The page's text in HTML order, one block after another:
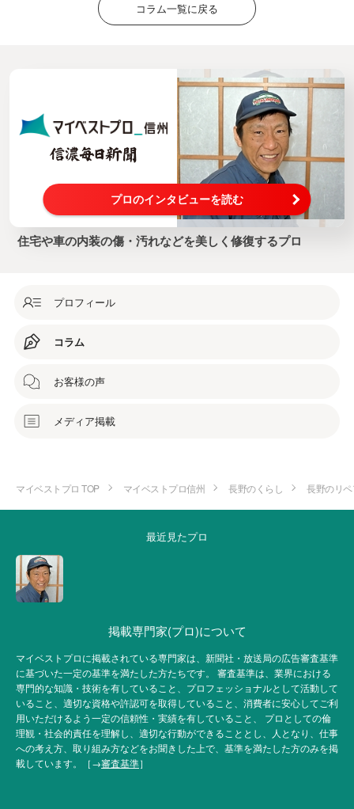
コラム一覧に戻る
プロのインタビューを読む
住宅や車の内装の傷・汚れなどを美しく修復するプロ
プロフィール
コラム
お客様の声
メディア掲載
マイベストプロ TOP マイベストプロ信州 長野のくらし 長野のリ
最近見たプロ
掲載専門家(プロ)について
マイベストプロに掲載されている専門家は、新聞社・放送局の広告審査基準
に基づいた一定の基準を満たした方たちです。 審査基準は、業界における
専門的な知識・技術を有していること、プロフェッショナルとして活動して
いること、適切な資格や許認可を取得していること、消費者に安心してご利
用いただけるよう一定の信頼性・実績を有していること、 プロとしての倫
理観・社会的責任を理解し、適切な行動ができることとし、人となり、仕事
への考え方、取り組み方などをお聞きした上で、基準を満たした方のみを掲
載しています。［→審査基準］